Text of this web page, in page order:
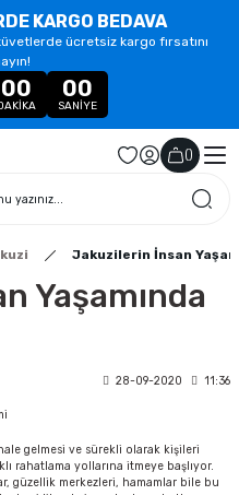
KARGO BEDAVA
ücretsiz kargo fırsatını
00 00
SANIYE
()
Jakuzilerin İnsan
Yaşamında
28-09-2020 11:36
gelmesi ve sürekli olarak kişileri
rahatlama yollarına itmeye başlıyor.
güzellik merkezleri, hamamlar bile bu